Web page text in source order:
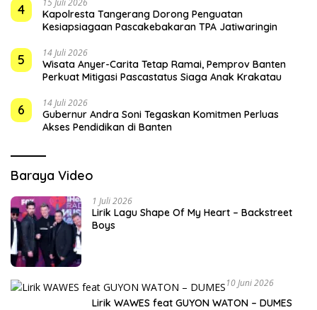
4 15 Juli 2026
Kapolresta Tangerang Dorong Penguatan
Kesiapsiagaan Pascakebakaran TPA Jatiwaringin
5 14 Juli 2026
Wisata Anyer-Carita Tetap Ramai, Pemprov Banten
Perkuat Mitigasi Pascastatus Siaga Anak Krakatau
6 14 Juli 2026
Gubernur Andra Soni Tegaskan Komitmen Perluas
Akses Pendidikan di Banten
Baraya Video
1 Juli 2026
Lirik Lagu Shape Of My Heart – Backstreet
Boys
10 Juni 2026
Lirik WAWES feat GUYON WATON – DUMES